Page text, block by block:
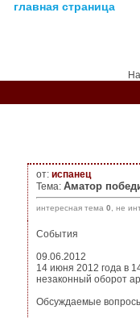
главная страница
от: испанец
Тема: Аматор
интересная тема 0 , не
События
09.06.2012
14 июня 2012 года в
незаконный оборот
Обсуждаемые